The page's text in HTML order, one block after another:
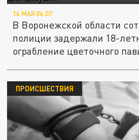
16 МАЯ 06:07
В Воронежской области
полиции задержали 18-
ограбление цветочного
ПРОИСШЕСТВИЯ